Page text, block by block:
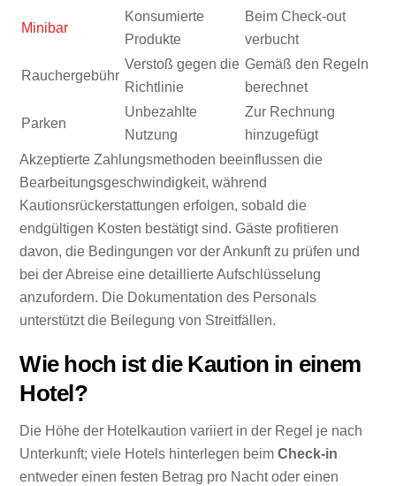
Minibar
Konsumierte
Produkte
Beim Check-out
verbucht
Rauchergebühr
Verstoß gegen die
Richtlinie
Gemäß den Regeln
berechnet
Parken
Unbezahlte
Nutzung
Zur Rechnung
hinzugefügt
Akzeptierte Zahlungsmethoden beeinflussen die
Bearbeitungsgeschwindigkeit, während
Kautionsrückerstattungen erfolgen, sobald die
endgültigen Kosten bestätigt sind. Gäste profitieren
davon, die Bedingungen vor der Ankunft zu prüfen und
bei der Abreise eine detaillierte Aufschlüsselung
anzufordern. Die Dokumentation des Personals
unterstützt die Beilegung von Streitfällen.
Wie hoch ist die Kaution in einem
Hotel?
Die Höhe der Hotelkaution variiert in der Regel je nach
Unterkunft; viele Hotels hinterlegen beimCheck-in
entweder einen festen Betrag pro Nacht oder einen